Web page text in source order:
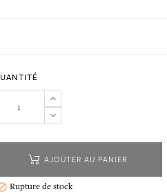
AJOUTER AU PANIER
Rupture de stock